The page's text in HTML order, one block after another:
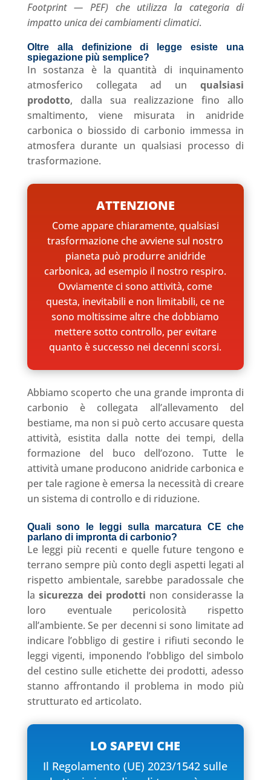
Footprint — PEF) che utilizza la categoria di
impatto unica dei cambiamenti climatici.
Oltre alla definizione di legge esiste una
spiegazione più semplice?
In sostanza è la quantità di inquinamento
atmosferico collegata ad unqualsiasi
prodotto, dalla sua realizzazione fino allo
smaltimento, viene misurata in anidride
carbonica o biossido di carbonio immessa in
atmosfera durante un qualsiasi processo di
trasformazione.
ATTENZIONE
Come appare chiaramente, qualsiasi
trasformazione che avviene sul nostro
pianeta può produrre anidride
carbonica, ad esempio il nostro respiro.
Ovviamente ci sono attività, come
questa, inevitabili e non limitabili, ce ne
sono moltissime altre che dobbiamo
mettere sotto controllo, per evitare
quanto è successo nei decenni scorsi.
Abbiamo scoperto che una grande impronta di
carbonio è collegata all’allevamento del
bestiame, ma non si può certo accusare questa
attività, esistita dalla notte dei tempi, della
formazione del buco dell’ozono. Tutte le
attività umane producono anidride carbonica e
per tale ragione è emersa la necessità di creare
un sistema di controllo e di riduzione.
Quali sono le leggi sulla marcatura CE che
parlano di impronta di carbonio?
Le leggi più recenti e quelle future tengono e
terrano sempre più conto degli aspetti legati al
rispetto ambientale, sarebbe paradossale che
lasicurezza dei prodotti non considerasse la
loro eventuale pericolosità rispetto
all’ambiente. Se per decenni si sono limitate ad
indicare l’obbligo di gestire i rifiuti secondo le
leggi vigenti, imponendo l’obbligo del simbolo
del cestino sulle etichette dei prodotti, adesso
stanno affrontando il problema in modo più
strutturato ed articolato.
LO SAPEVI CHE
Il Regolamento (UE) 2023/1542 sulle